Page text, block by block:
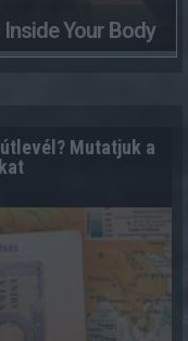
Your Body
Mutatjuk a